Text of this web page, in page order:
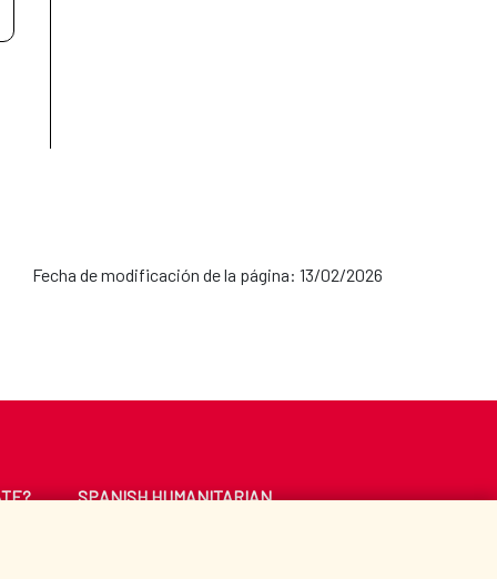
Fecha de modificación de la página: 13/02/2026
SPANISH HUMANITARIAN